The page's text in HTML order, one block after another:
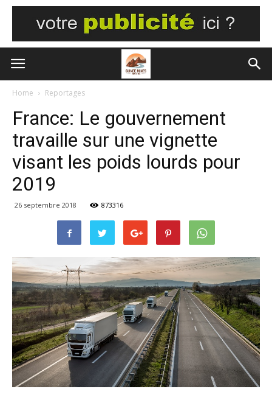
Home Reportages
France: Le gouvernement
travaille sur une vignette
visant les poids lourds pour
2019
26 septembre 2018 873316